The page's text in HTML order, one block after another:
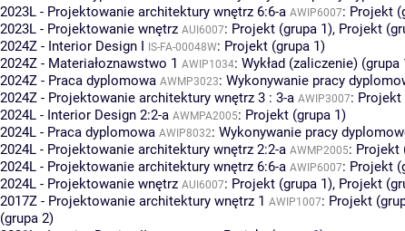
2023L - Projektowanie architektury wnętrz 6:6-a AWIP6007: Projekt
2023L - Projektowanie wnętrz AUI6007: Projekt (grupa 1), Projekt
2024Z - Interior Design I IS-FA-00048W: Projekt (grupa 1)
2024Z - Materiałoznawstwo 1 AWIP1034: Wykład (zaliczenie) (grupa
2024Z - Praca dyplomowa AWMP3023: Wykonywanie pracy
2024Z - Projektowanie architektury wnętrz 3 : 3-a AWIP3007: Projekt
2024L - Interior Design 2:2-a AWMPA2005: Projekt (grupa 1)
2024L - Praca dyplomowa AWIP8032: Wykonywanie pracy
2024L - Projektowanie architektury wnętrz 2:2-a AWMP2005: Projekt
2024L - Projektowanie architektury wnętrz 6:6-a AWIP6007: Projekt
2024L - Projektowanie wnętrz AUI6007: Projekt (grupa 1), Projekt
2017Z - Projektowanie architektury wnętrz 1 AWIP1007: Projekt
(grupa 2)